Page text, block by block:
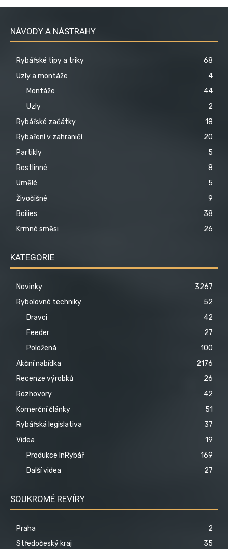
NÁVODY A NÁSTRAHY
Rybářské tipy a triky
68
Uzly a montáže
4
Montáže
44
Uzly
2
Rybářské začátky
18
Rybaření v zahraničí
20
Partikly
5
Rostlinné
8
Umělé
5
Živočišné
9
Boilies
38
Krmné směsi
26
KATEGORIE
Novinky
3267
Rybolovné techniky
52
Dravci
42
Feeder
27
Položená
100
Akční nabídka
2176
Recenze výrobků
26
Rozhovory
42
Komerční články
51
Rybářská legislativa
37
Videa
19
Produkce InRybář
169
Další videa
27
SOUKROMÉ REVÍRY
Praha
2
Středočeský kraj
35